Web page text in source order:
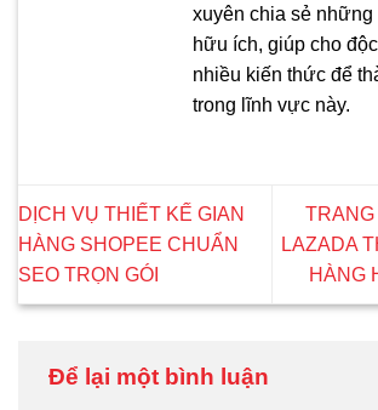
xuyên chia sẻ
hữu ích, giúp cho
nhiều kiến thức để
trong lĩnh vực này.
DỊCH VỤ THIẾT KẾ GIAN
HÀNG SHOPEE CHUẨN
SEO TRỌN GÓI
TRANG
LAZADA
HÀNG
Để lại một bình luận